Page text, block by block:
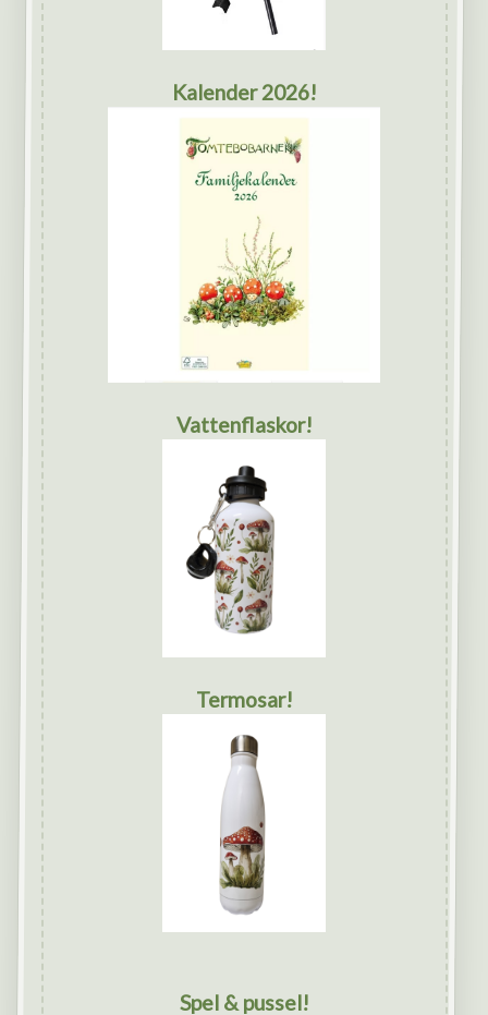
Kalender 2026!
Vattenflaskor!
Termosar!
Spel & pussel!